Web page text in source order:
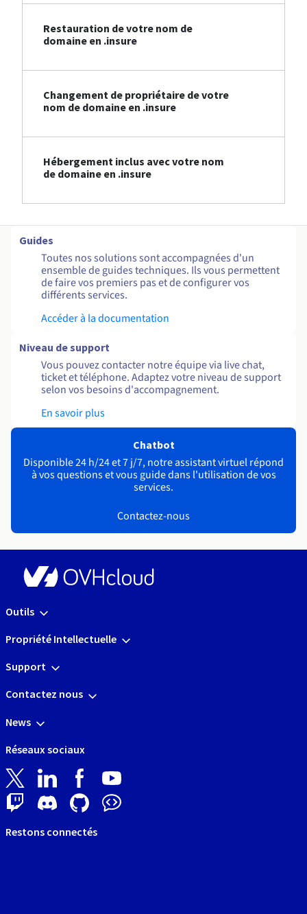
Restauration de votre nom de
domaine en .insure
Changement de propriétaire de votre
nom de domaine en .insure
Hébergement inclus avec votre nom
de domaine en .insure
Guides
Toutes nos solutions sont accompagnées d'un
ensemble de guides techniques. Ils vous permettent
de faire vos premiers pas et de configurer vos
différents services.
Accéder à la documentation
Niveau de support
Vous pouvez contacter notre équipe via live chat,
ticket et téléphone. Adaptez votre niveau de support
selon vos besoins d'accompagnement.
En savoir plus
Chatbot
Disponible 24 h/24 et 7 j/7, notre assistant virtuel répond
à vos questions et vous guide dans l'utilisation de vos
services.
Contactez-nous
Outils
Propriété Intellectuelle
Support
Contactez nous
News
Réseaux sociaux
Restons connectés